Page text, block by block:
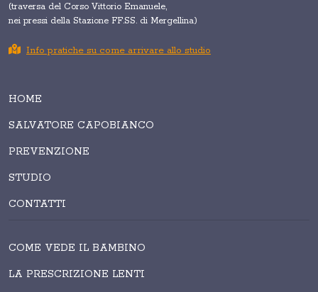
(traversa del Corso Vittorio Emanuele,
nei pressi della Stazione FF.SS. di Mergellina)
Info pratiche su come arrivare allo studio
HOME
SALVATORE CAPOBIANCO
PREVENZIONE
STUDIO
CONTATTI
COME VEDE IL BAMBINO
LA PRESCRIZIONE LENTI